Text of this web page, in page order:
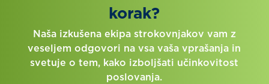
korak?
Naša izkušena ekipa strokovnjakov vam z
veseljem odgovori na vsa vaša vprašanja in
svetuje o tem, kako izboljšati učinkovitost
poslovanja.